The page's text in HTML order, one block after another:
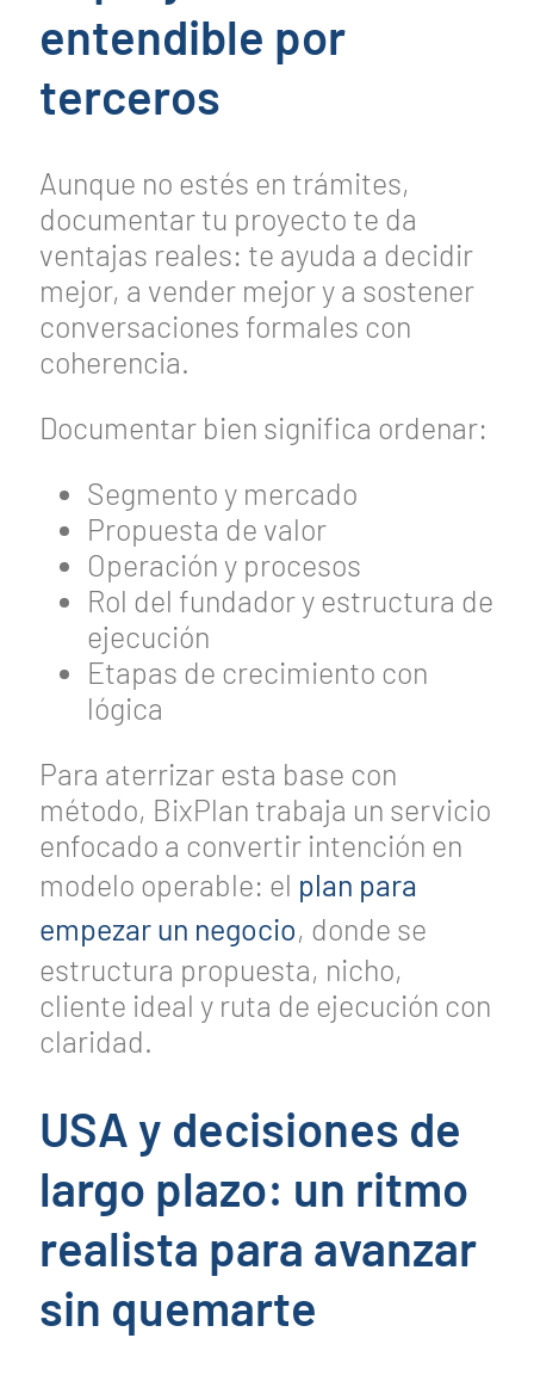
entendible por
terceros
Aunque no estés en trámites,
documentar tu proyecto te da
ventajas reales: te ayuda a decidir
mejor, a vender mejor y a sostener
conversaciones formales con
coherencia.
Documentar bien significa ordenar:
Segmento y mercado
Propuesta de valor
Operación y procesos
Rol del fundador y estructura de
ejecución
Etapas de crecimiento con
lógica
Para aterrizar esta base con
método, BixPlan trabaja un servicio
enfocado a convertir intención en
modelo operable: el plan para
empezar un negocio, donde se
estructura propuesta, nicho,
cliente ideal y ruta de ejecución con
claridad.
USA y decisiones de
largo plazo: un ritmo
realista para avanzar
sin quemarte